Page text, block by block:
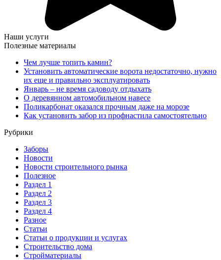
Наши услуги
Полезные материалы
Чем лучше топить камин?
Установить автоматические ворота недостаточно, нужно
их еще и правильно эксплуатировать
Январь – не время садоводу отдыхать
О деревянном автомобильном навесе
Поликарбонат оказался прочным даже на морозе
Как установить забор из профнастила самостоятельно
Рубрики
Заборы
Новости
Новости строительного рынка
Полезное
Раздел 1
Раздел 2
Раздел 3
Раздел 4
Разное
Статьи
Статьи o продукции и услугах
Строительство дома
Стройматериалы